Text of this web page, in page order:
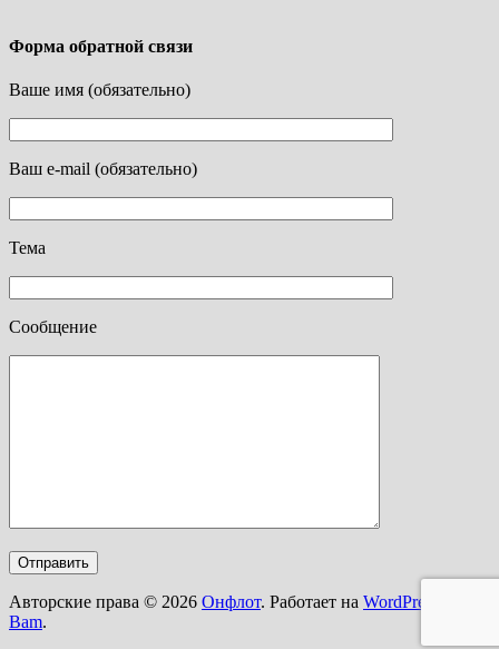
Форма обратной связи
Ваше имя (обязательно)
Ваш e-mail (обязательно)
Тема
Сообщение
Авторские права © 2026 Онфлот. Работает на WordPress
Bam.